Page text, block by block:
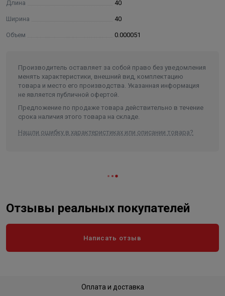
Длина 40
Ширина 40
Объем 0.000051
Производитель оставляет за собой право без уведомления
менять характеристики, внешний вид, комплектацию
товара и место его производства. Указанная информация
не является публичной офертой.
Предложение по продаже товара действительно в течение
срока наличия этого товара на складе.
Нашли ошибку в характеристиках или описании товара?
Отзывы реальных покупателей
Написать отзыв
Оплата и доставка